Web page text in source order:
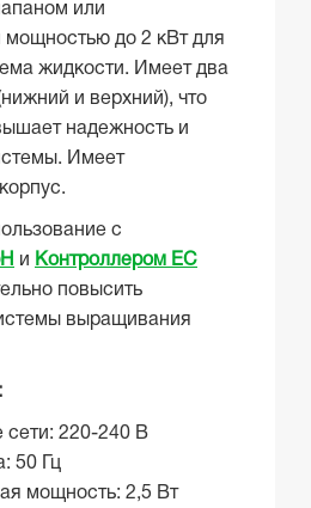
или
мощностью до 2 кВт для
жидкости. Имеет два
и верхний), что
надежность и
Имеет
с
и
Контроллером ЕС
повысить
выращивания
сети: 220-240 В
50 Гц
мощность: 2,5 Вт